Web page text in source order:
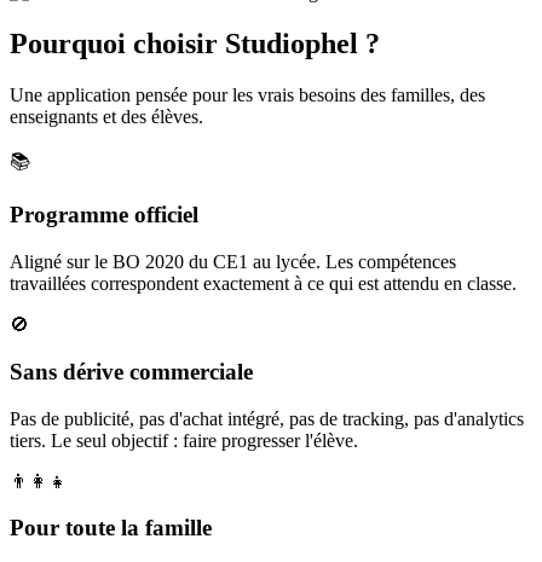
Pourquoi choisir Studiophel ?
Une application pensée pour les vrais besoins des familles, des
enseignants et des élèves.
📚
Programme officiel
Aligné sur le BO 2020 du CE1 au lycée. Les compétences
travaillées correspondent exactement à ce qui est attendu en classe.
🚫
Sans dérive commerciale
Pas de publicité, pas d'achat intégré, pas de tracking, pas d'analytics
tiers. Le seul objectif : faire progresser l'élève.
👨‍👩‍👧
Pour toute la famille